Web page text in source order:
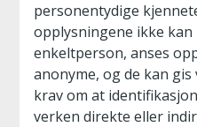
personentydige
opplysningene ikke
enkeltperson, anses
anonyme, og de kan
krav om at
verken direkte eller